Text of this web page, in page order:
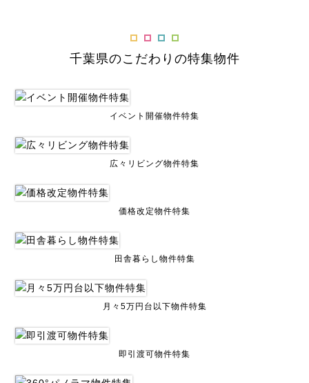
千葉県のこだわりの特集物件
イベント開催物件特集
広々リビング物件特集
価格改定物件特集
田舎暮らし物件特集
月々5万円台以下物件特集
即引渡可物件特集